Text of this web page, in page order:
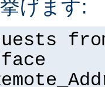
げます: